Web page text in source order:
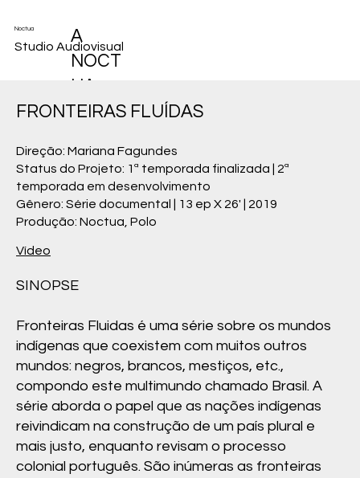
Noctua
Studio Audiovisual
A
NOCT
UA
TEM
BILIDA
DE E
HABILI
TRAB
R EM
CENÁ
RIOS
DESAF
IADOR
ES.
FRONTEIRAS FLUÍDAS
Direção: Mariana Fagundes
Status do Projeto: 1ª temporada finalizada | 2ª
temporada em desenvolvimento
Gênero: Série documental | 13 ep X 26' | 2019
Produção: Noctua, Polo
Vídeo
SINOPSE
Fronteiras Fluidas é uma série sobre os mundos
indígenas que coexistem com muitos outros
mundos: negros, brancos, mestiços, etc.,
compondo este multimundo chamado Brasil. A
série aborda o papel que as nações indígenas
reivindicam na construção de um país plural e
mais justo, enquanto revisam o processo
colonial português. São inúmeras as fronteiras